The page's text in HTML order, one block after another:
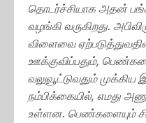
தொடர்ச்சியாக அதன்
வழங்கி வருகிறது.
விளைவை
ஊக்குவிப்பதும்,
வலுவூட்டுவதும்
நம்பிக்கையில், எமது
உள்ளன. பெண்களையும்